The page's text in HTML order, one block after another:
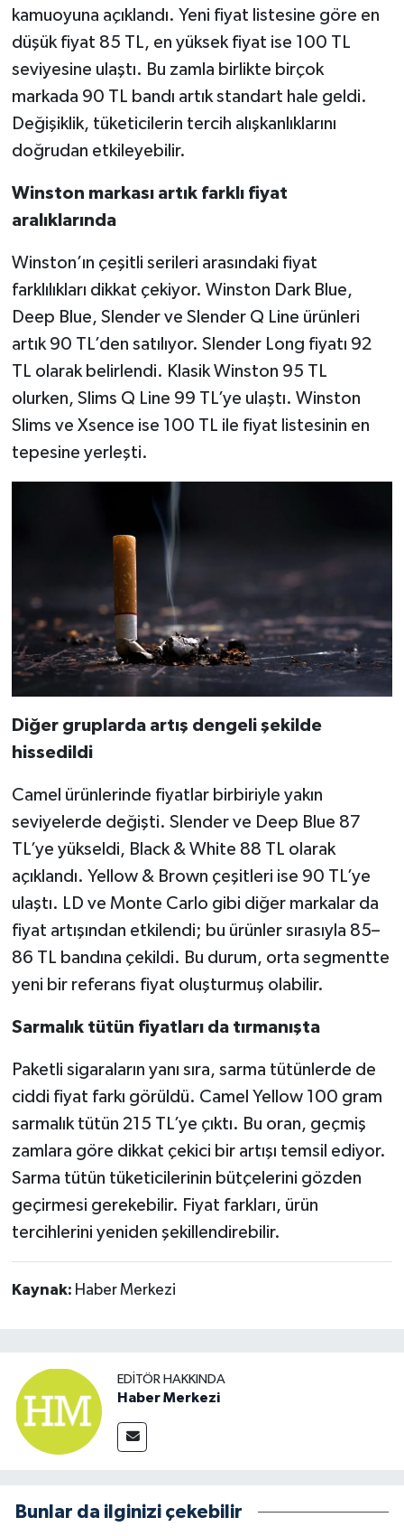
kamuoyuna açıklandı. Yeni fiyat listesine göre en
düşük fiyat 85 TL, en yüksek fiyat ise 100 TL
seviyesine ulaştı. Bu zamla birlikte birçok
markada 90 TL bandı artık standart hale geldi.
Değişiklik, tüketicilerin tercih alışkanlıklarını
doğrudan etkileyebilir.
Winston markası artık farklı fiyat
aralıklarında
Winston’ın çeşitli serileri arasındaki fiyat
farklılıkları dikkat çekiyor. Winston Dark Blue,
Deep Blue, Slender ve Slender Q Line ürünleri
artık 90 TL’den satılıyor. Slender Long fiyatı 92
TL olarak belirlendi. Klasik Winston 95 TL
olurken, Slims Q Line 99 TL’ye ulaştı. Winston
Slims ve Xsence ise 100 TL ile fiyat listesinin en
tepesine yerleşti.
Diğer gruplarda artış dengeli şekilde
hissedildi
Camel ürünlerinde fiyatlar birbiriyle yakın
seviyelerde değişti. Slender ve Deep Blue 87
TL’ye yükseldi, Black & White 88 TL olarak
açıklandı. Yellow & Brown çeşitleri ise 90 TL’ye
ulaştı. LD ve Monte Carlo gibi diğer markalar da
fiyat artışından etkilendi; bu ürünler sırasıyla 85–
86 TL bandına çekildi. Bu durum, orta segmentte
yeni bir referans fiyat oluşturmuş olabilir.
Sarmalık tütün fiyatları da tırmanışta
Paketli sigaraların yanı sıra, sarma tütünlerde de
ciddi fiyat farkı görüldü. Camel Yellow 100 gram
sarmalık tütün 215 TL’ye çıktı. Bu oran, geçmiş
zamlara göre dikkat çekici bir artışı temsil ediyor.
Sarma tütün tüketicilerinin bütçelerini gözden
geçirmesi gerekebilir. Fiyat farkları, ürün
tercihlerini yeniden şekillendirebilir.
Kaynak: Haber Merkezi
EDITÖR HAKKINDA
Haber Merkezi
Bunlar da ilginizi çekebilir